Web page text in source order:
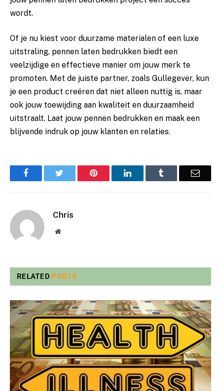
wordt.
Of je nu kiest voor duurzame materialen of een luxe
uitstraling, pennen laten bedrukken biedt een
veelzijdige en effectieve manier om jouw merk te
promoten. Met de juiste partner, zoals Gullegever, kun
je een product creëren dat niet alleen nuttig is, maar
ook jouw toewijding aan kwaliteit en duurzaamheid
uitstraalt. Laat jouw pennen bedrukken en maak een
blijvende indruk op jouw klanten en relaties.
Facebook Pinterest LinkedIn Email
Chris
Website
RELATED POSTS